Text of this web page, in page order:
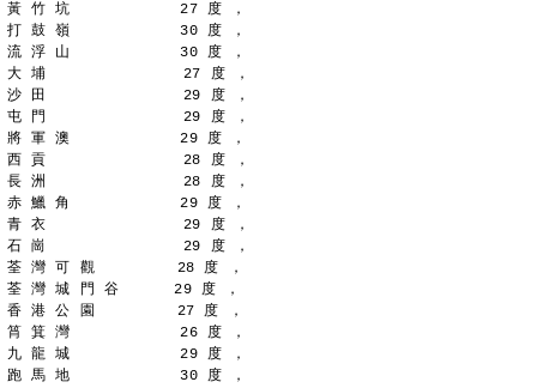
黃 竹 坑            27 度 ，
打 鼓 嶺            30 度 ，
流 浮 山            30 度 ，
大 埔               27 度 ，
沙 田               29 度 ，
屯 門               29 度 ，
將 軍 澳            29 度 ，
西 貢               28 度 ，
長 洲               28 度 ，
赤 鱲 角            29 度 ，
青 衣               29 度 ，
石 崗               29 度 ，
荃 灣 可 觀         28 度 ，
荃 灣 城 門 谷      29 度 ，
香 港 公 園         27 度 ，
筲 箕 灣            26 度 ，
九 龍 城            29 度 ，
跑 馬 地            30 度 ，